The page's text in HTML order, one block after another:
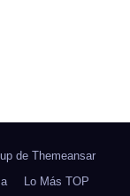
de Themeansar
Lo Más TOP